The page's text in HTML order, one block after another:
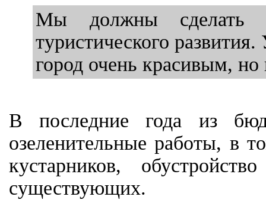
Мы должны сделать
туристического
город очень красивым, но
В последние года из
озеленительные работы, в
кустарников,
существующих.